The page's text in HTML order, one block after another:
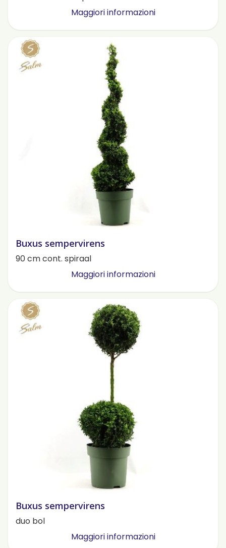
Maggiori informazioni
Buxus sempervirens
90 cm cont. spiraal
Maggiori informazioni
Buxus sempervirens
duo bol
Maggiori informazioni